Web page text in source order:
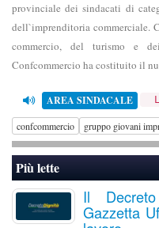
provinciale dei sindacati di
dell`imprenditoria commerciale.
commercio, del turismo e
Confcommercio ha costituito il
AREA SINDACALE
confcommercio gruppo giovani
Più lette
Il
Gazzetta